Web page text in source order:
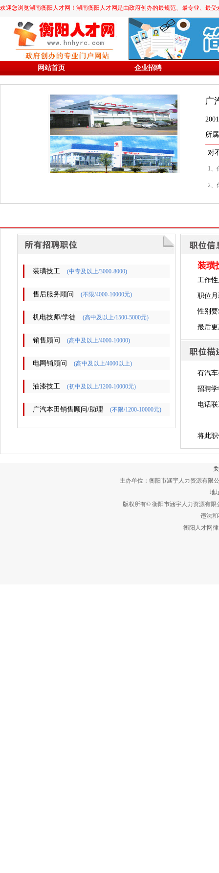
欢迎您浏览湖南衡阳人才网！湖南衡阳人才网是由政府创办的最规范、最专业、最
网站首页 企业招聘
广
所
对
1、
2、
装璜技工 (中专及以上/3000-8000)
售后服务顾问 (不限/4000-10000元)
机电技师/学徒 (高中及以上/1500-5000元)
销售顾问 (高中及以上/4000-10000)
电网销顾问 (高中及以上/4000以上)
油漆技工 (初中及以上/1200-10000元)
广汽本田销售顾问/助理 (不限/1200-10000元)
装璜
工作
职位月
性别
最后
有汽
招聘
电话
将此
主办单位：衡阳市涵宇人力资源有限
地
版权所有© 衡阳市涵宇人力资源有
违法和
衡阳人才网